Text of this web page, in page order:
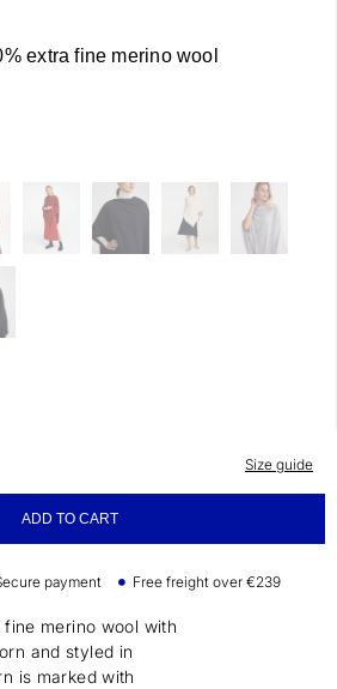
extra fine merino wool
Size guide
ADD TO CART
payment Free freight over €239
merino wool with
and styled in
is marked with